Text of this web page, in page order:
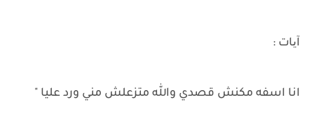
آیات :
انا اسفه مكنش قصدي والله متزعلش مني ورد عليا "